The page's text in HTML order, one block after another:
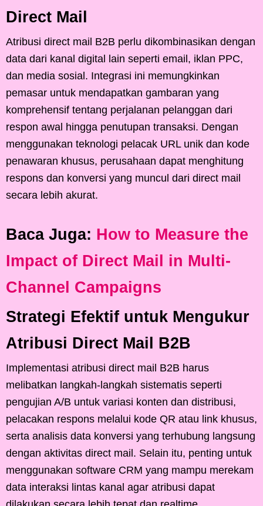
Direct Mail
Atribusi direct mail B2B perlu dikombinasikan dengan
data dari kanal digital lain seperti email, iklan PPC,
dan media sosial. Integrasi ini memungkinkan
pemasar untuk mendapatkan gambaran yang
komprehensif tentang perjalanan pelanggan dari
respon awal hingga penutupan transaksi. Dengan
menggunakan teknologi pelacak URL unik dan kode
penawaran khusus, perusahaan dapat menghitung
respons dan konversi yang muncul dari direct mail
secara lebih akurat.
Baca Juga: How to Measure the
Impact of Direct Mail in Multi-
Channel Campaigns
Strategi Efektif untuk Mengukur
Atribusi Direct Mail B2B
Implementasi atribusi direct mail B2B harus
melibatkan langkah-langkah sistematis seperti
pengujian A/B untuk variasi konten dan distribusi,
pelacakan respons melalui kode QR atau link khusus,
serta analisis data konversi yang terhubung langsung
dengan aktivitas direct mail. Selain itu, penting untuk
menggunakan software CRM yang mampu merekam
data interaksi lintas kanal agar atribusi dapat